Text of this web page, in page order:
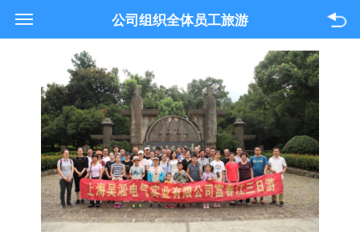
021-33618089
关于我们
产品与服务
项目案例
联系我们
公司组织全体员工旅游